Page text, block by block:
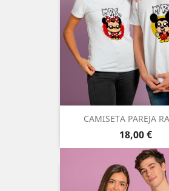
CAMISETA PAREJA
Precio
18,00 €